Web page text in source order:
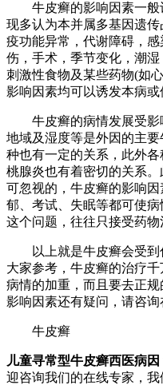
牛皮癣的影响因素一般
现多认为本并属多基因遗
疫功能异常，代谢障碍，
伤，手术，季节变化，潮
刺激性食物及某些药物(如
影响因素均可以诱发本病或
牛皮癣的病情发展受影
地域及湿度等是外因的主
种也有一定的关系，此外
桃腺炎也有着密切的关系
可忽视的，牛皮癣的影响
郁、考试、失眠等都可使
这个问题，往往只接受药物
以上就是牛皮癣会受到
大家参考，牛皮癣的治疗
病情的加重，而且要去正
影响因素还有疑问，请咨询
牛皮癣
儿童寻常型牛皮癣西医病因
迎咨询我们的在线专家，我